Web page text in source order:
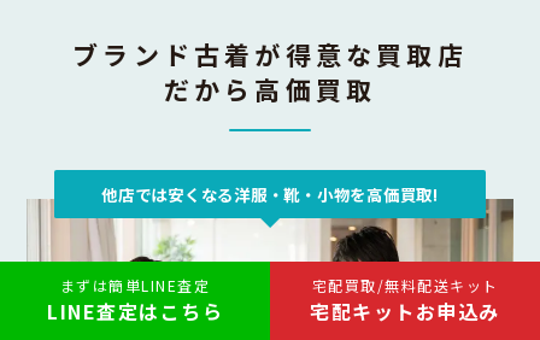
宅配買取/無料配送キット
宅配キットお申込み
まずは簡単LINE査定
LINE査定はこちら
ブランド古着が得意な買取店
だから高価買取
他店では安くなる洋服・靴・小物を高価買取!